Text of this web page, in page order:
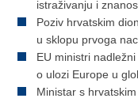
istraživanju i
Poziv hrvatskim
u sklopu prvoga
EU ministri
o ulozi Europe u
Ministar s